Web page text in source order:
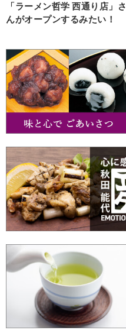
「ラーメン哲学 西通り店」さ
んがオープンするみたい！